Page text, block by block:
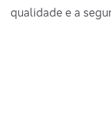
qualidade e a